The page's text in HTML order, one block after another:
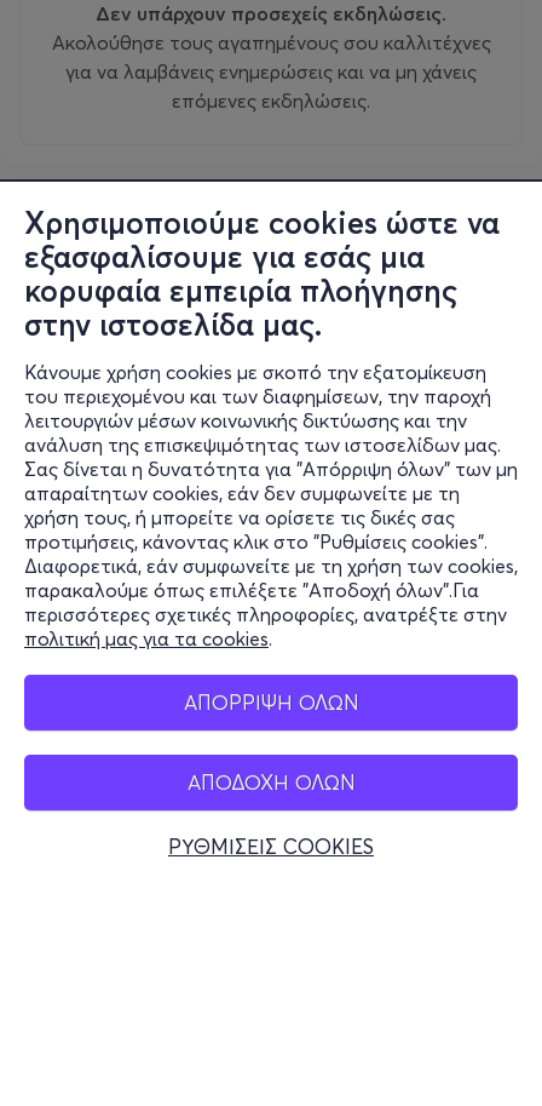
Χρησιμοποιούμε cookies ώστε να
εξασφαλίσουμε για εσάς μια
κορυφαία εμπειρία πλοήγησης
στην ιστοσελίδα μας.
Κάνουμε χρήση cookies με σκοπό την εξατομίκευση
του περιεχομένου και των διαφημίσεων, την παροχή
λειτουργιών μέσων κοινωνικής δικτύωσης και την
ανάλυση της επισκεψιμότητας των ιστοσελίδων μας.
Σας δίνεται η δυνατότητα για "Απόρριψη όλων" των μη
απαραίτητων cookies, εάν δεν συμφωνείτε με τη
χρήση τους, ή μπορείτε να ορίσετε τις δικές σας
προτιμήσεις, κάνοντας κλικ στο "Ρυθμίσεις cookies".
Διαφορετικά, εάν συμφωνείτε με τη χρήση των cookies,
παρακαλούμε όπως επιλέξετε "Αποδοχή όλων".Για
περισσότερες σχετικές πληροφορίες, ανατρέξτε στην
πολιτική μας για τα cookies.
ΑΠΟΡΡΙΨΗ ΟΛΩΝ
ΑΠΟΔΟΧΗ ΟΛΩΝ
ΡΥΘΜΙΣΕΙΣ COOKIES
Δεν υπάρχουν προσεχείς εκδηλώσεις.
Ακολούθησε τους αγαπημένους σου καλλιτέχνες
για να λαμβάνεις ενημερώσεις και να μη χάνεις
επόμενες εκδηλώσεις.
Πληροφορίες
Υποστήριξη
Stay Connected
Mobile app